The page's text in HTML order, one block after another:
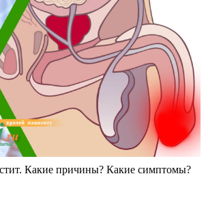
Какие причины? Какие симптомы?